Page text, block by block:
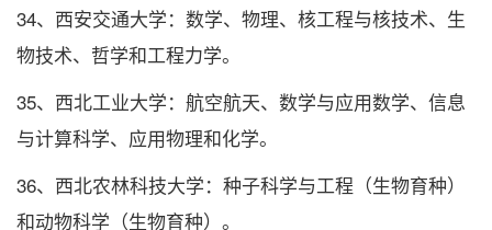
34、西安交通大学：数学、物理、核工程与核技术、生
物技术、哲学和工程力学。
35、西北工业大学：航空航天、数学与应用数学、信息
与计算科学、应用物理和化学。
36、西北农林科技大学：种子科学与工程（生物育种）
和动物科学（生物育种）。